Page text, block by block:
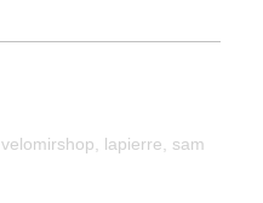
velomirshop, lapierre, sam